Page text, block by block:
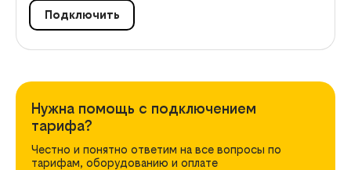
Подключить
Нужна помощь с подключением
тарифа?
Честно и понятно ответим на все вопросы по
тарифам, оборудованию и оплате